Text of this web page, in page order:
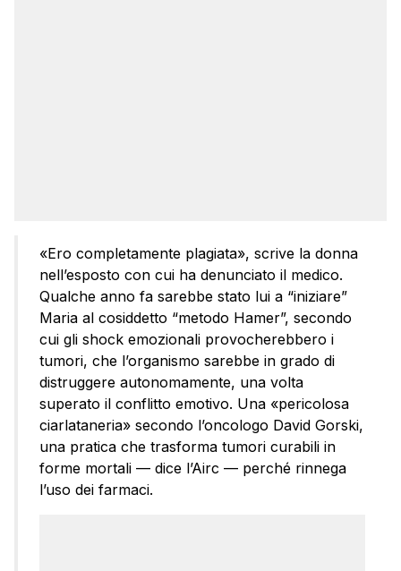
«Ero completamente plagiata», scrive la donna
nell’esposto con cui ha denunciato il medico.
Qualche anno fa sarebbe stato lui a “iniziare”
Maria al cosiddetto “metodo Hamer”, secondo
cui gli shock emozionali provocherebbero i
tumori, che l’organismo sarebbe in grado di
distruggere autonomamente, una volta
superato il conflitto emotivo. Una «pericolosa
ciarlataneria» secondo l’oncologo David Gorski,
una pratica che trasforma tumori curabili in
forme mortali — dice l’Airc — perché rinnega
l’uso dei farmaci.